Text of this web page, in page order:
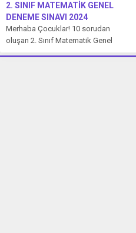
2. SINIF MATEMATİK GENEL
DENEME SINAVI 2024
Merhaba Çocuklar! 10 sorudan
oluşan 2. Sınıf Matematik Genel
Deneme Sınavı’mızda her soru 10